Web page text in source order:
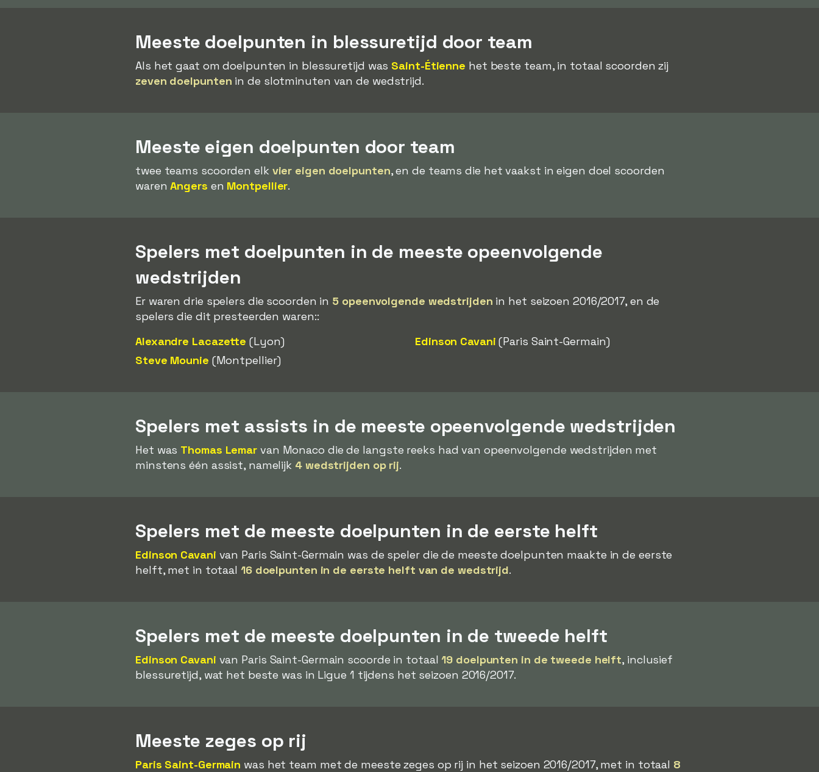
Meeste doelpunten in blessuretijd door team
Als het gaat om doelpunten in blessuretijd was Saint-Étienne het beste team, in totaal scoorden zij
zeven doelpunten in de slotminuten van de wedstrijd.
Meeste eigen doelpunten door team
twee teams scoorden elk vier eigen doelpunten, en de teams die het vaakst in eigen doel scoorden
warenAngers en Montpellier.
Spelers met doelpunten in de meeste opeenvolgende
wedstrijden
Er waren drie spelers die scoorden in 5 opeenvolgende wedstrijden in het seizoen 2016/2017, en de
spelers die dit presteerden waren::
Alexandre Lacazette (Lyon)
Steve Mounie (Montpellier)
Edinson Cavani (Paris Saint-Germain)
Spelers met assists in de meeste opeenvolgende wedstrijden
Het was Thomas Lemar van Monaco die de langste reeks had van opeenvolgende wedstrijden met
minstens één assist, namelijk 4 wedstrijden op rij.
Spelers met de meeste doelpunten in de eerste helft
Edinson Cavani van Paris Saint-Germain was de speler die de meeste doelpunten maakte in de eerste
helft, met in totaal 16 doelpunten in de eerste helft van de wedstrijd.
Spelers met de meeste doelpunten in de tweede helft
Edinson Cavani van Paris Saint-Germain scoorde in totaal19 doelpunten in de tweede helft, inclusief
blessuretijd, wat het beste was in Ligue 1 tijdens het seizoen 2016/2017.
Meeste zeges op rij
Paris Saint-Germain was het team met de meeste zeges op rij in het seizoen 2016/2017, met in totaal 8